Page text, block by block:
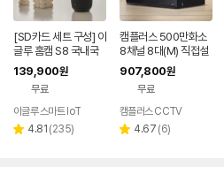
[SD카드 세트 구성] 이
글루 홈캠 S8 국내국
산서버 아기 홈카메라
CCTV AI 베이비캠
139,900원
무료
이글루 스마트 IoT
별 4.81 리
(235)
캠플러스 500만화소
8채널 8대(M) 직접설
치 CCTV세트 (2T)
907,800원
무료
캠플러스 CCTV
별 4.67 리
(6)